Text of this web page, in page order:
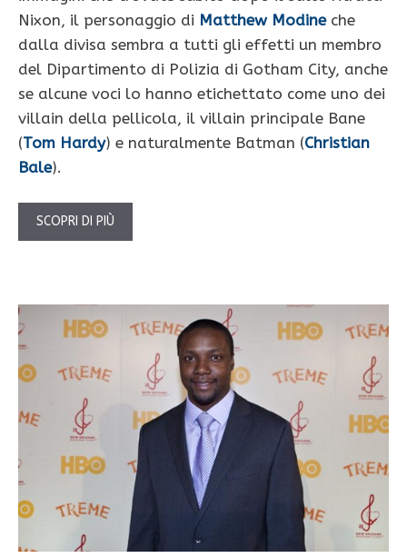
Nixon, il personaggio di Matthew Modineche
dalla divisa sembra a tutti gli effetti un membro
del Dipartimento di Polizia di Gotham City, anche
se alcune voci lo hanno etichettato come uno dei
villain della pellicola, il villain principale Bane
(Tom Hardy) e naturalmente Batman (Christian
Bale).
SCOPRI DI PIÙ